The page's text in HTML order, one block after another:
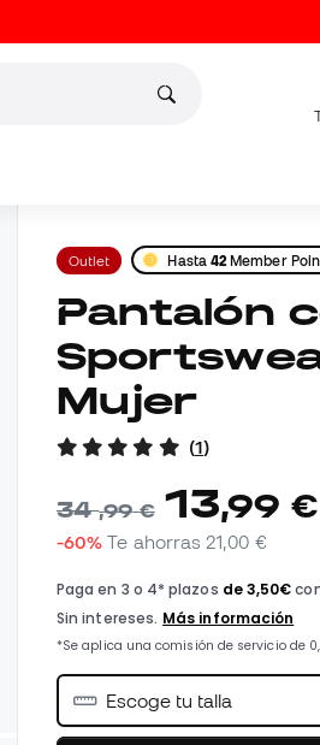
Outlet Hasta 42 Member
Pantalón corto Nike
Mujer
(1)
34,99 € 13,99 €
-60% Te ahorras 21,00 €
Escoge tu talla